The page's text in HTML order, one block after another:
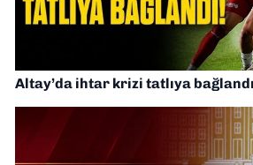
Altay’da ihtar krizi tatlıya